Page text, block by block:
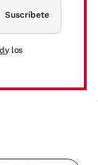
Suscríbete
y los